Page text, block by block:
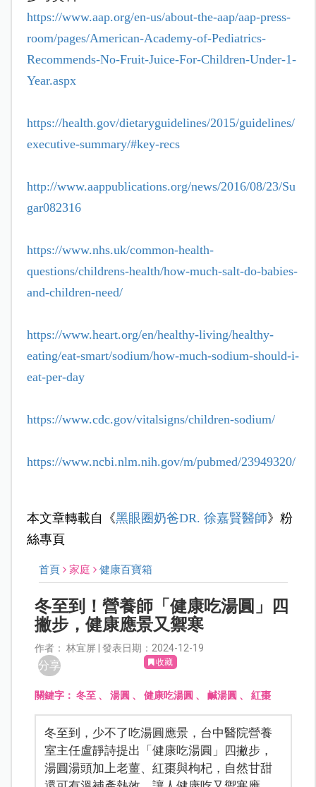
https://www.aap.org/en-us/about-the-aap/aap-press-
room/pages/American-Academy-of-Pediatrics-
Recommends-No-Fruit-Juice-For-Children-Under-1-
Year.aspx
https://health.gov/dietaryguidelines/2015/guidelines/
executive-summary/#key-recs
http://www.aappublications.org/news/2016/08/23/Su
gar082316
https://www.nhs.uk/common-health-
questions/childrens-health/how-much-salt-do-babies-
and-children-need/
https://www.heart.org/en/healthy-living/healthy-
eating/eat-smart/sodium/how-much-sodium-should-i-
eat-per-day
https://www.cdc.gov/vitalsigns/children-sodium/
https://www.ncbi.nlm.nih.gov/m/pubmed/23949320/
本文章轉載自《黑眼圈奶爸DR. 徐嘉賢醫師》粉
絲專頁
首頁 家庭 健康百寶箱
冬至到！營養師「健康吃湯圓」四
撇步，健康應景又禦寒
作者： 林宜屏 | 發表日期：2024-12-19
分享 收藏
關鍵字：冬至 、湯圓 、健康吃湯圓 、鹹湯圓 、紅棗
冬至到，少不了吃湯圓應景，台中醫院營養
室主任盧靜詩提出「健康吃湯圓」四撇步，
湯圓湯頭加上老薑、紅棗與枸杞，自然甘甜